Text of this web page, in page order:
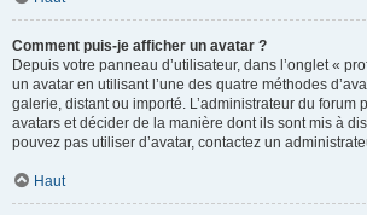
Comment puis-je afficher un avatar ?
Depuis votre panneau d’utilisateur, dans l’onglet «
un avatar en utilisant l’une des quatre méthodes
galerie, distant ou importé. L’administrateur du forum
avatars et décider de la manière dont ils sont mis à
pouvez pas utiliser d’avatar, contactez un
Haut